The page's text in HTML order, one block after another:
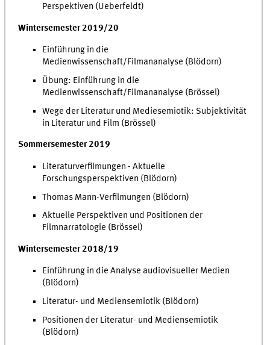
Perspektiven (Ueberfeldt)
Wintersemester 2019/20
Einführung in die
Medienwissenschaft/Filmananalyse (Blödorn)
Übung: Einführung in die
Medienwissenschaft/Filmananalyse (Brössel)
Wege der Literatur und Mediesemiotik: Subjektivität
in Literatur und Film (Brössel)
Sommersemester 2019
Literaturverfilmungen - Aktuelle
Forschungsperspektiven (Blödorn)
Thomas Mann-Verfilmungen (Blödorn)
Aktuelle Perspektiven und Positionen der
Filmnarratologie (Brössel)
Wintersemester 2018/19
Einführung in die Analyse audiovisueller Medien
(Blödorn)
Literatur- und Mediensemiotik (Blödorn)
Positionen der Literatur- und Mediensemiotik
(Blödorn)